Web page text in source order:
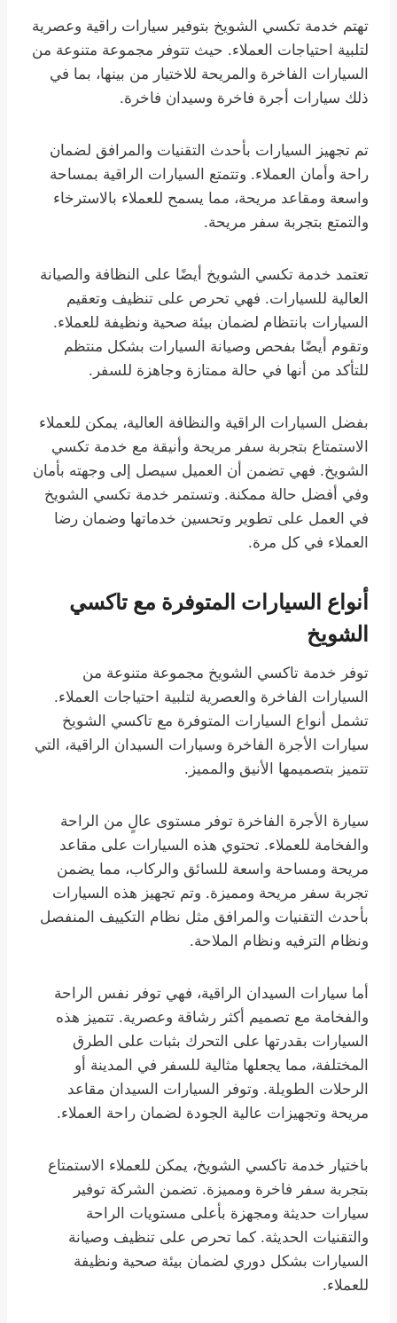
تهتم خدمة تكسي الشويخ بتوفير سيارات راقية وعصرية
لتلبية احتياجات العملاء. حيث تتوفر مجموعة متنوعة من
السيارات الفاخرة والمريحة للاختيار من بينها، بما في
ذلك سيارات أجرة فاخرة وسيدان فاخرة.
تم تجهيز السيارات بأحدث التقنيات والمرافق لضمان
راحة وأمان العملاء. وتتمتع السيارات الراقية بمساحة
واسعة ومقاعد مريحة، مما يسمح للعملاء بالاسترخاء
والتمتع بتجربة سفر مريحة.
تعتمد خدمة تكسي الشويخ أيضًا على النظافة والصيانة
العالية للسيارات. فهي تحرص على تنظيف وتعقيم
السيارات بانتظام لضمان بيئة صحية ونظيفة للعملاء.
وتقوم أيضًا بفحص وصيانة السيارات بشكل منتظم
للتأكد من أنها في حالة ممتازة وجاهزة للسفر.
بفضل السيارات الراقية والنظافة العالية، يمكن للعملاء
الاستمتاع بتجربة سفر مريحة وأنيقة مع خدمة تكسي
الشويخ. فهي تضمن أن العميل سيصل إلى وجهته بأمان
وفي أفضل حالة ممكنة. وتستمر خدمة تكسي الشويخ
في العمل على تطوير وتحسين خدماتها وضمان رضا
العملاء في كل مرة.
أنواع السيارات المتوفرة مع تاكسي
الشويخ
توفر خدمة تاكسي الشويخ مجموعة متنوعة من
السيارات الفاخرة والعصرية لتلبية احتياجات العملاء.
تشمل أنواع السيارات المتوفرة مع تاكسي الشويخ
سيارات الأجرة الفاخرة وسيارات السيدان الراقية، التي
تتميز بتصميمها الأنيق والمميز.
سيارة الأجرة الفاخرة توفر مستوى عالٍ من الراحة
والفخامة للعملاء. تحتوي هذه السيارات على مقاعد
مريحة ومساحة واسعة للسائق والركاب، مما يضمن
تجربة سفر مريحة ومميزة. وتم تجهيز هذه السيارات
بأحدث التقنيات والمرافق مثل نظام التكييف المنفصل
ونظام الترفيه ونظام الملاحة.
أما سيارات السيدان الراقية، فهي توفر نفس الراحة
والفخامة مع تصميم أكثر رشاقة وعصرية. تتميز هذه
السيارات بقدرتها على التحرك بثبات على الطرق
المختلفة، مما يجعلها مثالية للسفر في المدينة أو
الرحلات الطويلة. وتوفر السيارات السيدان مقاعد
مريحة وتجهيزات عالية الجودة لضمان راحة العملاء.
باختيار خدمة تاكسي الشويخ، يمكن للعملاء الاستمتاع
بتجربة سفر فاخرة ومميزة. تضمن الشركة توفير
سيارات حديثة ومجهزة بأعلى مستويات الراحة
والتقنيات الحديثة. كما تحرص على تنظيف وصيانة
السيارات بشكل دوري لضمان بيئة صحية ونظيفة
للعملاء.